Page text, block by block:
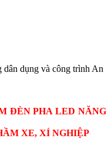
ĐÈN PHA LED NĂNG
XE, XÍ NGHIỆP